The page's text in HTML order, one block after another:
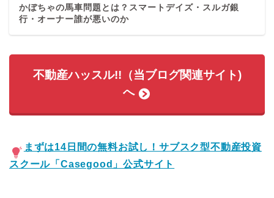
かぼちゃの馬車問題とは？スマートデイズ・スルガ銀
行・オーナー誰が悪いのか
不動産ハッスル!!（当ブログ関連サイト)
へ
まずは14日間の無料お試し！サブスク型不動産投資
スクール「Casegood」公式サイト